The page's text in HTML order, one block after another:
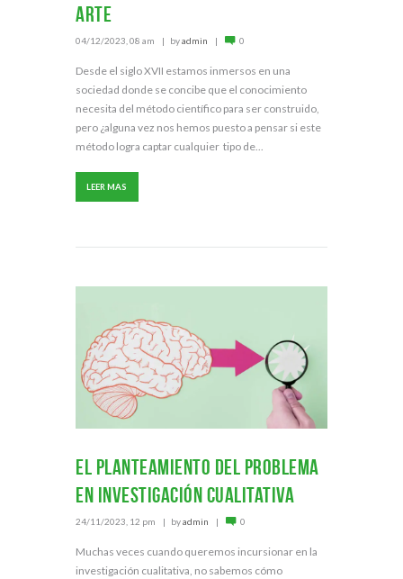
arte
04/12/2023, 08 am byadmin 0
Desde el siglo XVII estamos inmersos en una
sociedad donde se concibe que el conocimiento
necesita del método científico para ser construido,
pero ¿alguna vez nos hemos puesto a pensar si este
método logra captar cualquier tipo de...
LEER MAS
El planteamiento del problema
en investigación cualitativa
24/11/2023, 12 pm byadmin 0
Muchas veces cuando queremos incursionar en la
investigación cualitativa, no sabemos cómo